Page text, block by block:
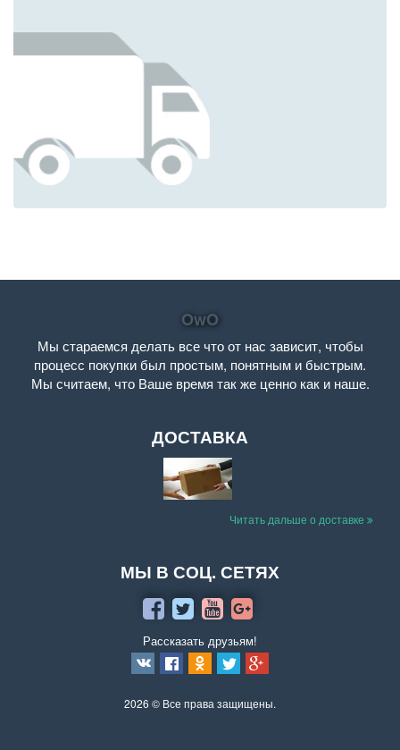
OwO
Мы стараемся делать все что от нас зависит, чтобы
процесс покупки был простым, понятным и быстрым.
Мы считаем, что Ваше время так же ценно как и наше.
ДОСТАВКА
Читать дальше о доставке
МЫ В СОЦ. СЕТЯХ
Рассказать друзьям!
2026 © Все права защищены.